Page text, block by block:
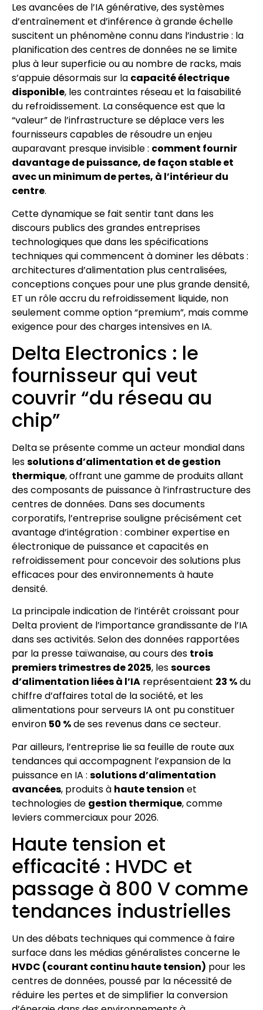
Les avancées de l’IA générative, des systèmes
d’entraînement et d’inférence à grande échelle
suscitent un phénomène connu dans l’industrie : la
planification des centres de données ne se limite
plus à leur superficie ou au nombre de racks, mais
s’appuie désormais sur la capacité électrique
disponible, les contraintes réseau et la faisabilité
du refroidissement. La conséquence est que la
“valeur” de l’infrastructure se déplace vers les
fournisseurs capables de résoudre un enjeu
auparavant presque invisible : comment fournir
davantage de puissance, de façon stable et
avec un minimum de pertes, à l’intérieur du
centre.
Cette dynamique se fait sentir tant dans les
discours publics des grandes entreprises
technologiques que dans les spécifications
techniques qui commencent à dominer les débats :
architectures d’alimentation plus centralisées,
conceptions conçues pour une plus grande densité,
ET un rôle accru du refroidissement liquide, non
seulement comme option “premium”, mais comme
exigence pour des charges intensives en IA.
Delta Electronics : le
fournisseur qui veut
couvrir “du réseau au
chip”
Delta se présente comme un acteur mondial dans
lessolutions d’alimentation et de gestion
thermique, offrant une gamme de produits allant
des composants de puissance à l’infrastructure des
centres de données. Dans ses documents
corporatifs, l’entreprise souligne précisément cet
avantage d’intégration : combiner expertise en
électronique de puissance et capacités en
refroidissement pour concevoir des solutions plus
efficaces pour des environnements à haute
densité.
La principale indication de l’intérêt croissant pour
Delta provient de l’importance grandissante de l’IA
dans ses activités. Selon des données rapportées
par la presse taïwanaise, au cours des trois
premiers trimestres de 2025, lessources
d’alimentation liées à l’IA représentaient 23 %du
chiffre d’affaires total de la société, et les
alimentations pour serveurs IA ont pu constituer
environ 50 %de ses revenus dans ce secteur.
Par ailleurs, l’entreprise lie sa feuille de route aux
tendances qui accompagnent l’expansion de la
puissance en IA : solutions d’alimentation
avancées, produits à haute tension et
technologies de gestion thermique, comme
leviers commerciaux pour 2026.
Haute tension et
efficacité : HVDC et
passage à 800 V comme
tendances industrielles
Un des débats techniques qui commence à faire
surface dans les médias généralistes concerne le
HVDC (courant continu haute tension) pour les
centres de données, poussé par la nécessité de
réduire les pertes et de simplifier la conversion